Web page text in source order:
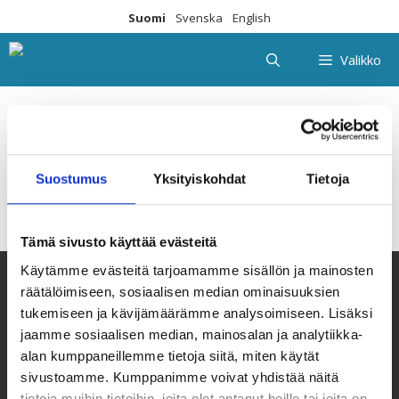
Suostumus Yksityiskohdat Tietoja
Tämä sivusto käyttää evästeitä
Käytämme evästeitä tarjoamamme sisällön ja mainosten
räätälöimiseen, sosiaalisen median ominaisuuksien
tukemiseen ja kävijämäärämme analysoimiseen. Lisäksi
jaamme sosiaalisen median, mainosalan ja analytiikka-
alan kumppaneillemme tietoja siitä, miten käytät
sivustoamme. Kumppanimme voivat yhdistää näitä
sisältöön
Suomi Svenska English
Valikko